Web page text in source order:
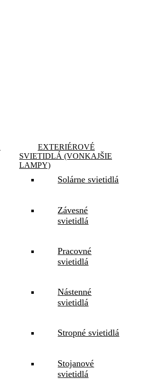
EXTERIÉROVÉ
SVIETIDLÁ (VONKAJŠIE
LAMPY)
Solárne svietidlá
Závesné
svietidlá
Pracovné
svietidlá
Nástenné
svietidlá
Stropné svietidlá
Stojanové
svietidlá